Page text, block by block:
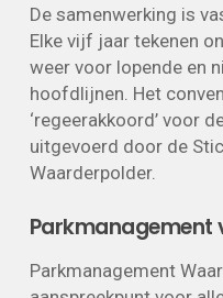
De samenwerking is
Elke vijf jaar tekenen
weer voor lopende en
hoofdlijnen. Het
‘regeerakkoord’ voor
uitgevoerd door de
Waarderpolder.
Parkmanagement
Parkmanagement